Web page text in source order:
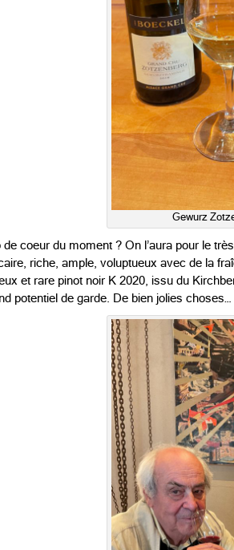
Gewurz
de coeur du moment ? On l’aura pour le
riche, ample, voluptueux avec de la
et rare pinot noir K 2020, issu du
potentiel de garde. De bien jolies choses…